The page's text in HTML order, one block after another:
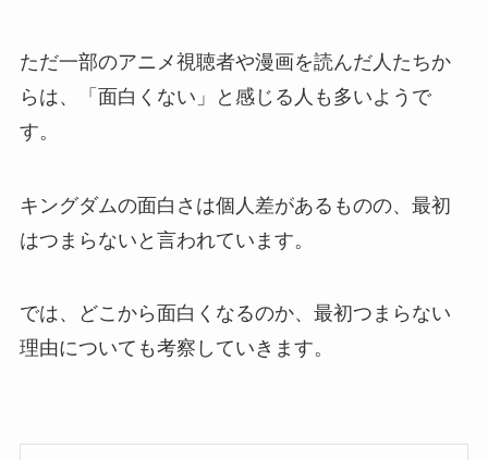
ただ一部のアニメ視聴者や漫画を読んだ人たちか
らは、「面白くない」と感じる人も多いようで
す。
キングダムの面白さは個人差があるものの、最初
はつまらないと言われています。
では、どこから面白くなるのか、最初つまらない
理由についても考察していきます。